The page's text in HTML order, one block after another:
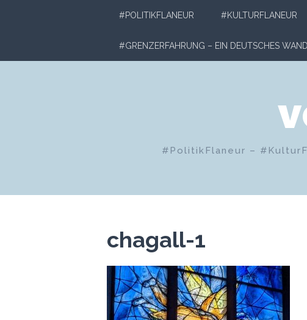
#POLITIKFLANEUR #KULTURFLANEUR
#GRENZERFAHRUNG – EIN DEUTSCHES
#PolitikFlaneur –
chagall-1